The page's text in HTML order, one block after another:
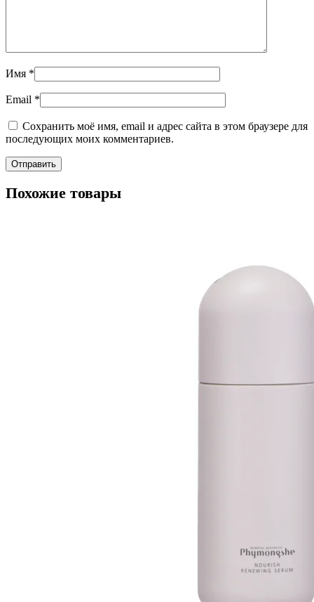
Имя *
Email *
Сохранить моё имя, email и адрес сайта в этом браузере для
последующих моих комментариев.
Похожие товары